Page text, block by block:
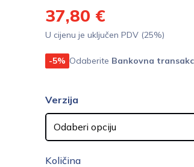
37,80 €
U cijenu je uključen PDV (25%)
-5% Odaberite Bankovna
Verzija
Količina